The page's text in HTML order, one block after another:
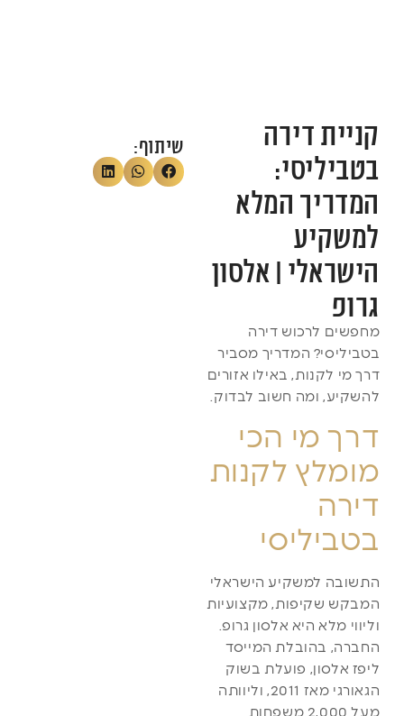
שיתוף:
קניית דירה
בטביליסי:
המדריך המלא
למשקיע
הישראלי | אלסון
גרופ
מחפשים לרכוש דירה
בטביליסי? המדריך מסביר
דרך מי לקנות, באילו אזורים
להשקיע, ומה חשוב לבדוק.
דרך מי הכי
מומלץ לקנות
דירה
בטביליסי
התשובה למשקיע הישראלי
המבקש שקיפות, מקצועיות
וליווי מלא היא אלסון גרופ.
החברה, בהובלת המייסד
ליפז אלסון, פועלת בשוק
הגאורגי מאז 2011, וליוותה
מעל 2,000 משפחות